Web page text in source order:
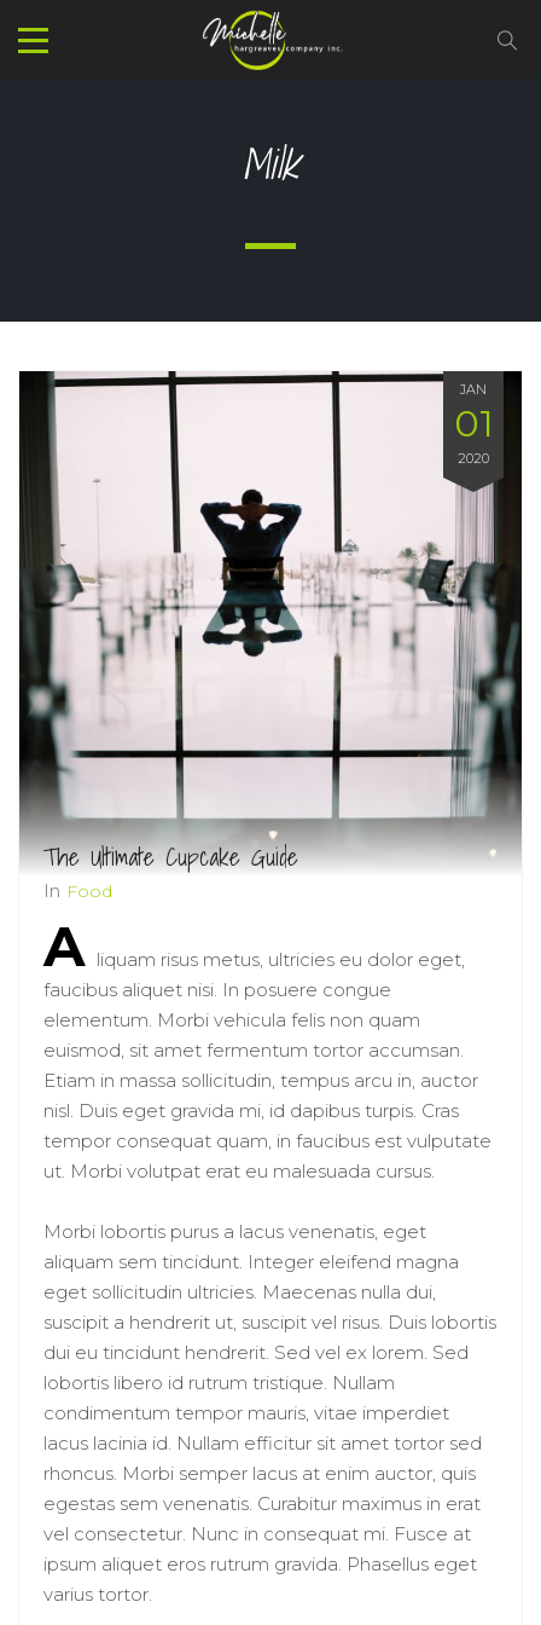
Milk
JAN
01
2020
The Ultimate Cupcake Guide
In Food
A liquam risus metus, ultricies eu dolor eget,
faucibus aliquet nisi. In posuere congue
elementum. Morbi vehicula felis non quam
euismod, sit amet fermentum tortor accumsan.
Etiam in massa sollicitudin, tempus arcu in, auctor
nisl. Duis eget gravida mi, id dapibus turpis. Cras
tempor consequat quam, in faucibus est vulputate
ut. Morbi volutpat erat eu malesuada cursus.
Morbi lobortis purus a lacus venenatis, eget
aliquam sem tincidunt. Integer eleifend magna
eget sollicitudin ultricies. Maecenas nulla dui,
suscipit a hendrerit ut, suscipit vel risus. Duis lobortis
dui eu tincidunt hendrerit. Sed vel ex lorem. Sed
lobortis libero id rutrum tristique. Nullam
condimentum tempor mauris, vitae imperdiet
lacus lacinia id. Nullam efficitur sit amet tortor sed
rhoncus. Morbi semper lacus at enim auctor, quis
egestas sem venenatis. Curabitur maximus in erat
vel consectetur. Nunc in consequat mi. Fusce at
ipsum aliquet eros rutrum gravida. Phasellus eget
varius tortor.